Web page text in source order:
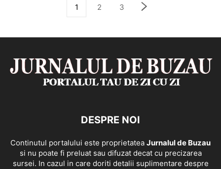
1 2 3
DESPRE NOI
Continutul portalului este proprietatea Jurnalul de Buzau
si nu poate fi preluat sau difuzat decat cu precizarea
sursei. In cazul in care doriti detalii suplimentare despre